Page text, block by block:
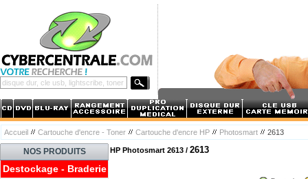
Accueil Cartouche d'encre - Toner Cartouche d'encre HP Photosmart 2613
NOS PRODUITS
Destockage - Braderie
HP Photosmart 2613 / 2613